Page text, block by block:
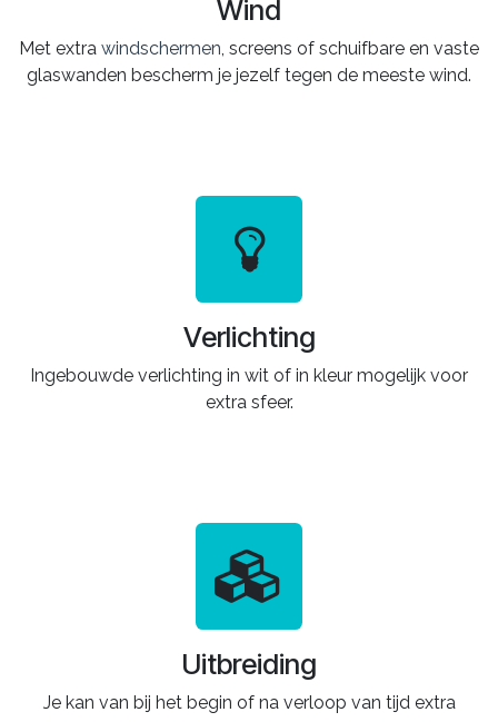
Wind
Met extra windschermen, screens of schuifbare en vaste
glaswanden bescherm je jezelf tegen de meeste wind.
Verlichting
Ingebouwde verlichting in wit of in kleur mogelijk voor
extra sfeer.
Uitbreiding
Je kan van bij het begin of na verloop van tijd extra